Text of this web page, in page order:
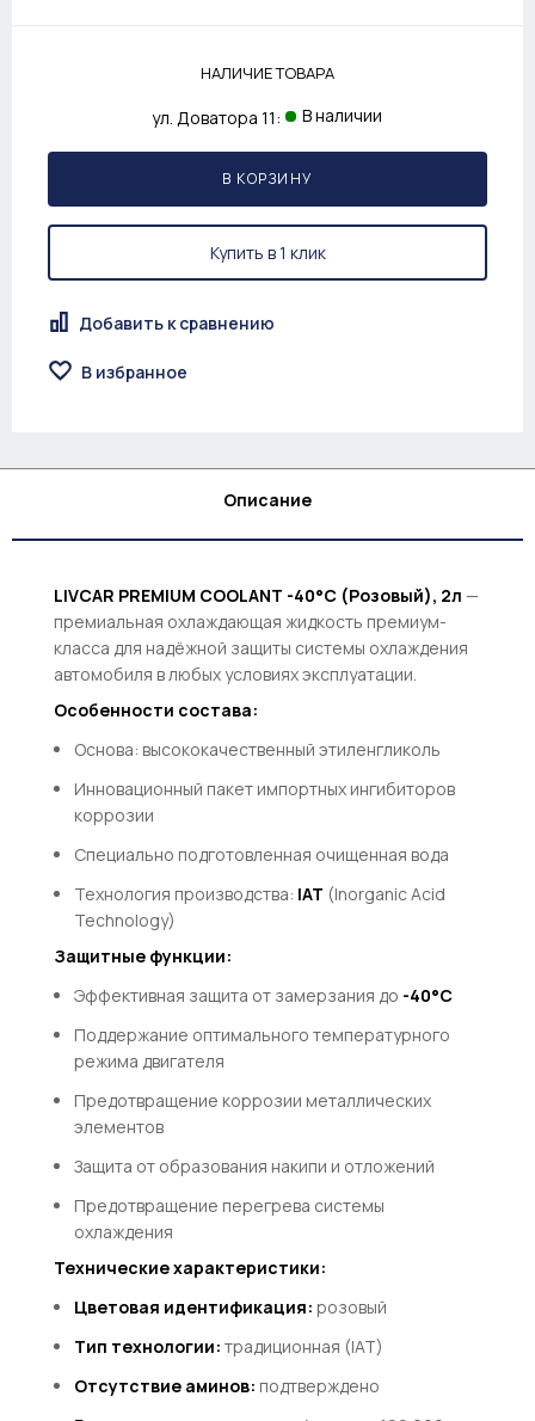
НАЛИЧИЕ ТОВАРА
ул. Доватора 11: В наличии
В КОРЗИНУ
Купить в 1 клик
Добавить к сравнению
В избранное
Описание
LIVCAR PREMIUM COOLANT -40°С (Розовый), 2л —
премиальная охлаждающая жидкость премиум-
класса для надёжной защиты системы охлаждения
автомобиля в любых условиях эксплуатации.
Особенности состава:
Основа: высококачественный этиленгликоль
Инновационный пакет импортных ингибиторов
коррозии
Специально подготовленная очищенная вода
Технология производства: IAT (Inorganic Acid
Technology)
Защитные функции:
Эффективная защита от замерзания до -40°С
Поддержание оптимального температурного
режима двигателя
Предотвращение коррозии металлических
элементов
Защита от образования накипи и отложений
Предотвращение перегрева системы
охлаждения
Технические характеристики:
Цветовая идентификация: розовый
Тип технологии: традиционная (IAT)
Отсутствие аминов: подтверждено